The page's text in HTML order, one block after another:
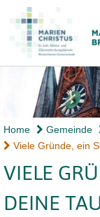
Home Gemeinde
Viele Gründe, ein
VIELE
DEINE